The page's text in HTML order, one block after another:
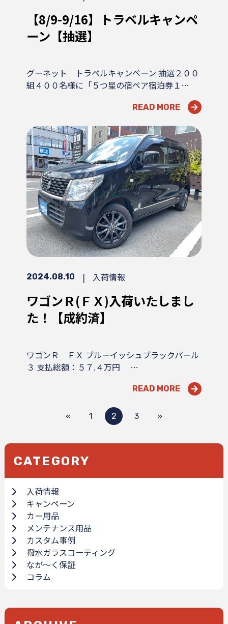
【8/9-9/16】トラベルキャンペ
ーン【抽選】
グーネット トラベルキャンペーン 抽選２００
組４００名様に「５つ星の宿ペア宿泊券１…
READ MORE
2024.08.10 | 入荷情報
ワゴンＲ(ＦＸ)入荷いたしまし
た！【成約済】
ワゴンＲ ＦＸ ブルーイッシュブラックパール
３ 支払総額：５７.４万円 …
READ MORE
« 1 2 3 »
CATEGORY
入荷情報
キャンペーン
カー用品
メンテナンス用品
カスタム事例
撥水ガラスコーティング
なが～く保証
コラム